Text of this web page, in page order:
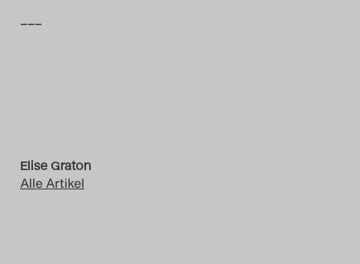
Das Theatertreffen-
–––
Elise Graton
Alle Artikel